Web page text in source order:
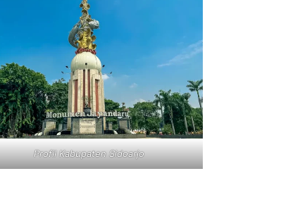
Profil Kabupaten Sidoarjo